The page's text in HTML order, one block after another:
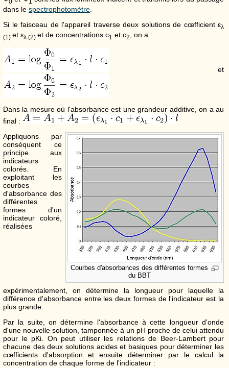
dans le spectrophotomètre
Si le faisceau de l'appareil traverse deux solutions de cœfficient ελ
(1) et ελ (2) et de concentrations c1 et c2 , on a :
et
Dans la mesure où l'absorbance est une grandeur additive, on a au
final :
Courbes d'absorbances des différentes formes
du BBT
Appliquons par
conséquent ce
principe aux
indicateurs
colorés. En
exploitant les
courbes
d'absorbance des
différentes
formes d'un
indicateur coloré,
réalisées
expérimentalement, on détermine la longueur pour laquelle la
différence d'absorbance entre les deux formes de l'indicateur est la
plus grande.
Par la suite, on détermine l'absorbance à cette longueur d'onde
d'une nouvelle solution, tamponnée à un pH proche de celui attendu
pour le pKi. On peut utiliser les relations de Beer-Lambert pour
chacune des deux solutions acides et basiques pour déterminer les
cœfficients d'absorption et ensuite déterminer par le calcul la
concentration de chaque forme de l'indicateur :